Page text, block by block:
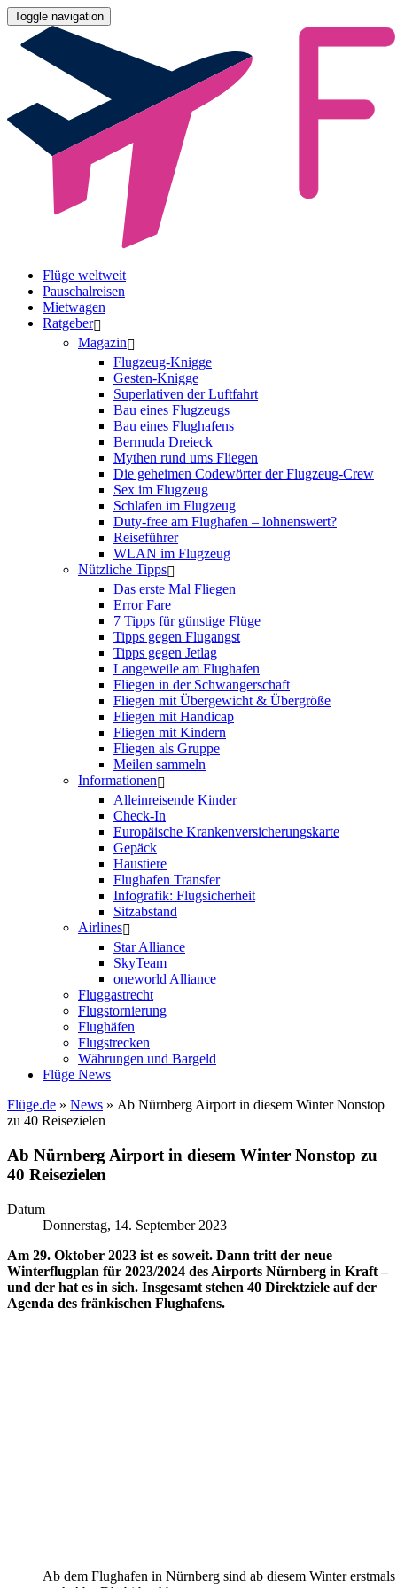
Toggle navigation
Flüge weltweit
Pauschalreisen
Mietwagen
Ratgeber
Magazin
Flugzeug-Knigge
Gesten-Knigge
Superlativen der Luftfahrt
Bau eines Flugzeugs
Bau eines Flughafens
Bermuda Dreieck
Mythen rund ums Fliegen
Die geheimen Codewörter der Flugzeug-Crew
Sex im Flugzeug
Schlafen im Flugzeug
Duty-free am Flughafen – lohnenswert?
Reiseführer
WLAN im Flugzeug
Nützliche Tipps
Das erste Mal Fliegen
Error Fare
7 Tipps für günstige Flüge
Tipps gegen Flugangst
Tipps gegen Jetlag
Langeweile am Flughafen
Fliegen in der Schwangerschaft
Fliegen mit Übergewicht & Übergröße
Fliegen mit Handicap
Fliegen mit Kindern
Fliegen als Gruppe
Meilen sammeln
Informationen
Alleinreisende Kinder
Check-In
Europäische Krankenversicherungskarte
Gepäck
Haustiere
Flughafen Transfer
Infografik: Flugsicherheit
Sitzabstand
Airlines
Star Alliance
SkyTeam
oneworld Alliance
Fluggastrecht
Flugstornierung
Flughäfen
Flugstrecken
Währungen und Bargeld
Flüge News
Flüge.de » News » Ab Nürnberg Airport in diesem Winter Nonstop
zu 40 Reisezielen
Ab Nürnberg Airport in diesem Winter Nonstop zu
40 Reisezielen
Datum
Donnerstag, 14. September 2023
Am 29. Oktober 2023 ist es soweit. Dann tritt der neue
Winterflugplan für 2023/2024 des Airports Nürnberg in Kraft –
und der hat es in sich. Insgesamt stehen 40 Direktziele auf der
Agenda des fränkischen Flughafens.
Ab dem Flughafen in Nürnberg sind ab diesem Winter